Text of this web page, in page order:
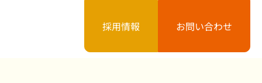
採用情報 お問い合わせ